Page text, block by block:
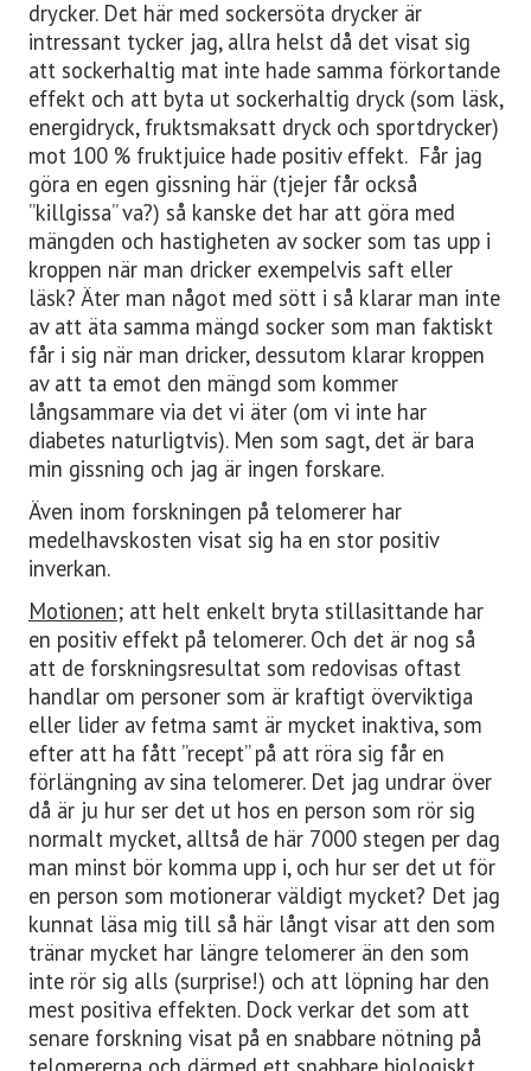
drycker. Det här med sockersöta drycker är
intressant tycker jag, allra helst då det visat sig
att sockerhaltig mat inte hade samma förkortande
effekt och att byta ut sockerhaltig dryck (som läsk,
energidryck, fruktsmaksatt dryck och sportdrycker)
mot 100 % fruktjuice hade positiv effekt. Får jag
göra en egen gissning här (tjejer får också
”killgissa” va?) så kanske det har att göra med
mängden och hastigheten av socker som tas upp i
kroppen när man dricker exempelvis saft eller
läsk? Äter man något med sött i så klarar man inte
av att äta samma mängd socker som man faktiskt
får i sig när man dricker, dessutom klarar kroppen
av att ta emot den mängd som kommer
långsammare via det vi äter (om vi inte har
diabetes naturligtvis). Men som sagt, det är bara
min gissning och jag är ingen forskare.
Även inom forskningen på telomerer har
medelhavskosten visat sig ha en stor positiv
inverkan.
Motionen; att helt enkelt bryta stillasittande har
en positiv effekt på telomerer. Och det är nog så
att de forskningsresultat som redovisas oftast
handlar om personer som är kraftigt överviktiga
eller lider av fetma samt är mycket inaktiva, som
efter att ha fått ”recept” på att röra sig får en
förlängning av sina telomerer. Det jag undrar över
då är ju hur ser det ut hos en person som rör sig
normalt mycket, alltså de här 7000 stegen per dag
man minst bör komma upp i, och hur ser det ut för
en person som motionerar väldigt mycket? Det jag
kunnat läsa mig till så här långt visar att den som
tränar mycket har längre telomerer än den som
inte rör sig alls (surprise!) och att löpning har den
mest positiva effekten. Dock verkar det som att
senare forskning visat på en snabbare nötning på